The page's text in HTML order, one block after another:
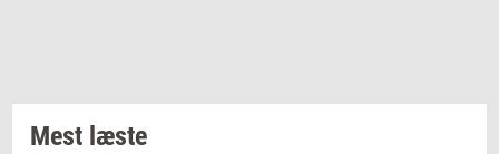
Mest læste